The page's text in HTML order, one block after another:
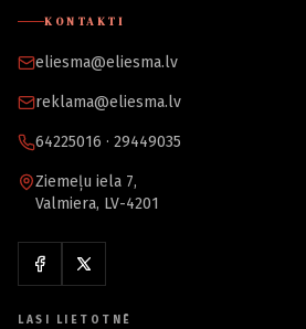
KONTAKTI
eliesma@eliesma.lv
reklama@eliesma.lv
64225016 · 29449035
Ziemeļu iela 7,
Valmiera, LV-4201
LASI LIETOTNĒ